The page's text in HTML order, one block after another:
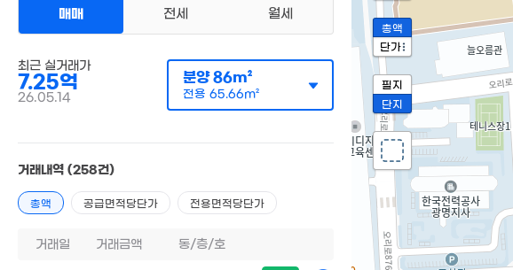
총액
단가
필지
단지
매매 전세 월세
최근 실거래가
7.25억
26.05.14
분양86m²
전용 65.66m²
거래내역 (258건)
총액 공급면적당단가 전용면적당단가
거래일 거래금액 동/층/호